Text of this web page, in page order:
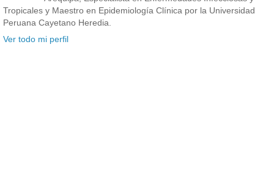
Tropicales y Maestro en Epidemiología Clínica por la Universidad
Peruana Cayetano Heredia.
Ver todo mi perfil